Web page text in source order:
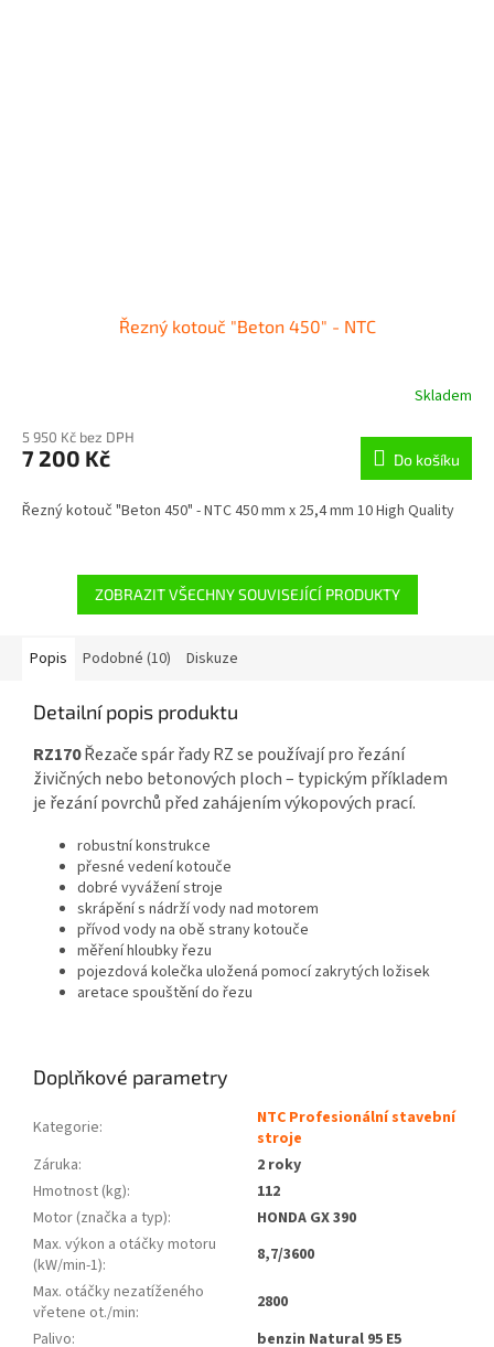
Řezný kotouč "Beton 450" - NTC
Skladem
5 950 Kč bez DPH
7 200 Kč Do košíku
Řezný kotouč "Beton 450" - NTC 450 mm x 25,4 mm 10 High Quality
ZOBRAZIT VŠECHNY SOUVISEJÍCÍ PRODUKTY
Popis Podobné (10) Diskuze
Detailní popis produktu
RZ170Řezače spár řady RZ se používají pro řezání
živičných nebo betonových ploch – typickým příkladem
je řezání povrchů před zahájením výkopových prací.
robustní konstrukce
přesné vedení kotouče
dobré vyvážení stroje
skrápění s nádrží vody nad motorem
přívod vody na obě strany kotouče
měření hloubky řezu
pojezdová kolečka uložená pomocí zakrytých ložisek
aretace spouštění do řezu
Doplňkové parametry
Kategorie:
NTC Profesionální stavební
stroje
Záruka:
2 roky
Hmotnost (kg):
112
Motor (značka a typ):
HONDA GX 390
Max. výkon a otáčky motoru
(kW/min-1):
8,7/3600
Max. otáčky nezatíženého
vřetene ot./min:
2800
Palivo:
benzin Natural 95 E5